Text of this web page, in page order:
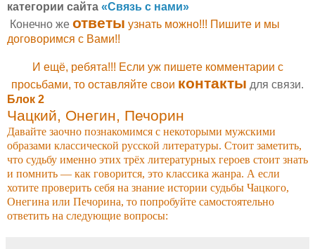
категории сайта «Связь с нами»
Конечно же ответы узнать можно!!! Пишите и мы
договоримся с Вами!!
И ещё, ребята!!! Если уж пишете комментарии с
просьбами, то оставляйте свои контакты для связи.
Блок 2
Чацкий, Онегин, Печорин
Давайте заочно познакомимся с некоторыми мужскими
образами классической русской литературы. Стоит заметить,
что судьбу именно этих трёх литературных героев стоит знать
и помнить — как говорится, это классика жанра. А если
хотите проверить себя на знание истории судьбы Чацкого,
Онегина или Печорина, то попробуйте самостоятельно
ответить на следующие вопросы: